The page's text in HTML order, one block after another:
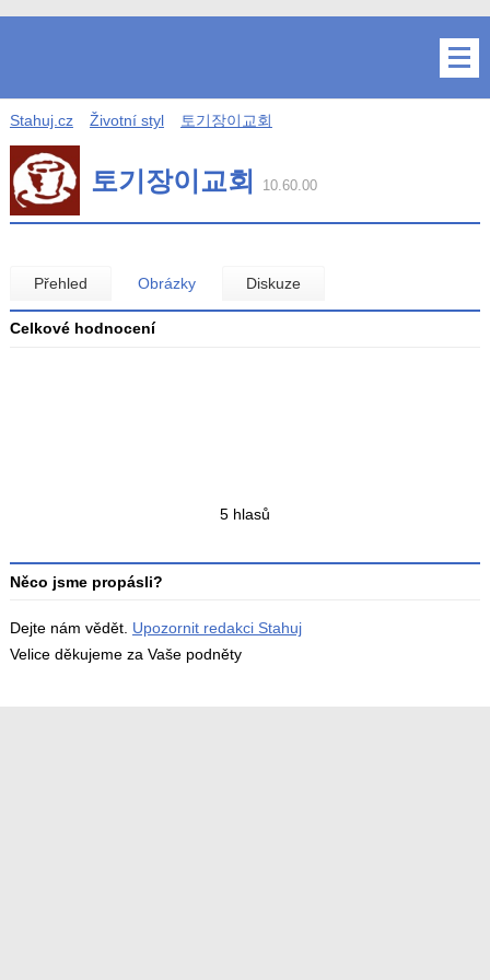
Stahuj.cz Životní styl 토기장이교회
토기장이교회 10.60.00
Přehled Obrázky Diskuze
Celkové hodnocení
hodnocení
5 hlasů
Něco jsme propásli?
Dejte nám vědět. Upozornit redakci Stahuj
Velice děkujeme za Vaše podněty